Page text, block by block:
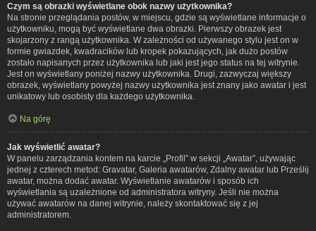
Czym są obrazki wyświetlane obok nazwy użytkownika?
Na stronie przeglądania postów, w miejscu, gdzie są wyświetlane informacje o
użytkowniku, mogą być wyświetlane dwa obrazki. Pierwszy obrazek jest
skojarzony z rangą użytkownika. W zależności od używanego stylu jest on w
formie gwiazdek, kwadracików lub kropek pokazujących, jak dużo postów
zostało napisanych przez użytkownika lub jaki jest jego status na tej witrynie.
Jest on wyświetlany poniżej nazwy użytkownika. Drugi, zazwyczaj większy
obrazek, wyświetlany powyżej nazwy użytkownika jest znany jako awatar i jest
unikatowy lub osobisty dla każdego użytkownika.
Na górę
Jak wyświetlić awatar?
W panelu zarządzania kontem na karcie „Profil” w sekcji „Awatar”, używając
jednej z czterech metod: Gravatar, Galeria awatarów, Zdalny awatar lub Prześlij
awatar, można dodać awatar. Wyświetlanie awatarów i sposób ich
wyświetlania są uzależnione od administratora witryny. Jeśli nie można
używać awatarów na danej witrynie, należy skontaktować się z jej
administratorem.